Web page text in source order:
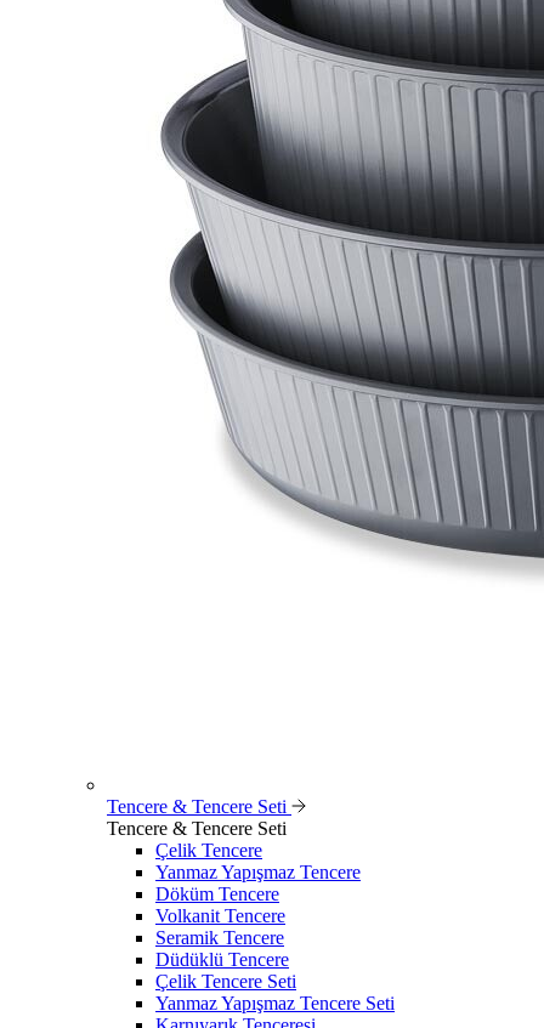
Tencere & Tencere Seti
Tencere & Tencere Seti
Çelik Tencere
Yanmaz Yapışmaz Tencere
Döküm Tencere
Volkanit Tencere
Seramik Tencere
Düdüklü Tencere
Çelik Tencere Seti
Yanmaz Yapışmaz Tencere Seti